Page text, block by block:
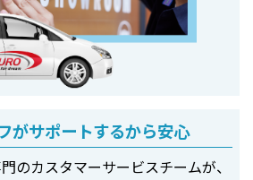
がサポートするから安心
のカスタマーサービスチームが、